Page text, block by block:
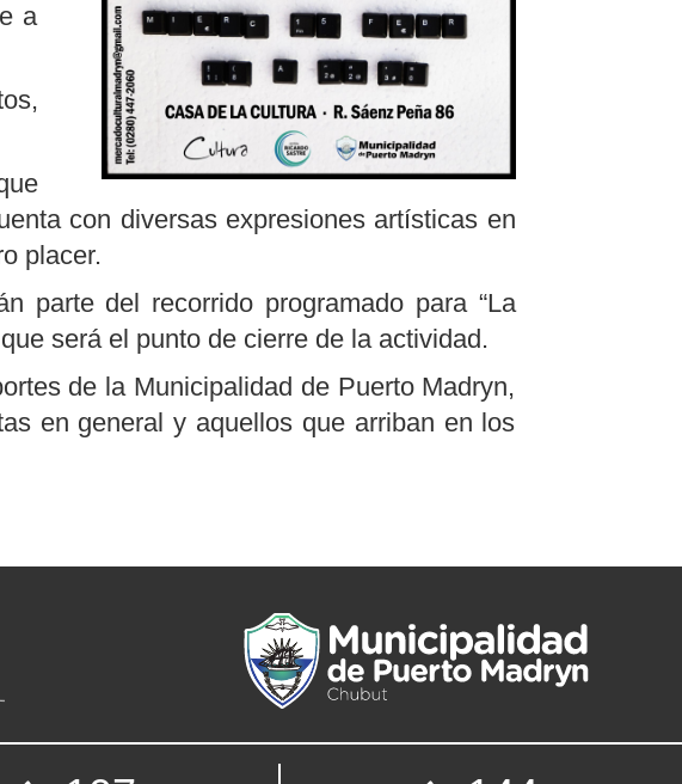
a
con diversas expresiones artísticas en
placer.
parte del recorrido programado para “La
será el punto de cierre de la actividad.
de la Municipalidad de Puerto Madryn,
en general y aquellos que arriban en los